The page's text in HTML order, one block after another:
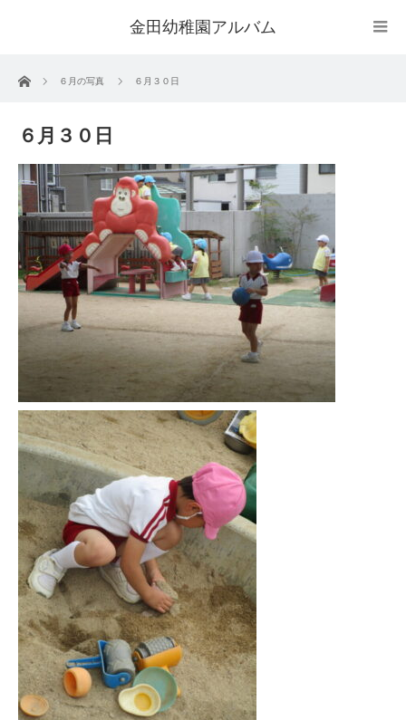
金田幼稚園アルバム
ホーム ６月の写真 ６月３０日
６月３０日